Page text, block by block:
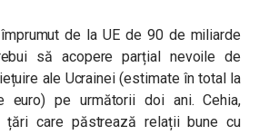
de la UE de 90 de miliarde
să acopere parțial nevoile de
ale Ucrainei (estimate în total la
euro) pe următorii doi ani. Cehia,
țări care păstrează relații bune cu